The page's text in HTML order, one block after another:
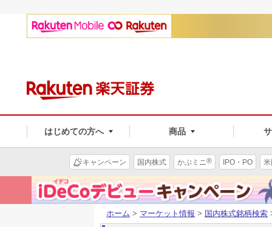
はじめての方へ 商品
キャンペーン 国内株式 かぶミニ® IPO・PO
ホーム > マーケット情報 > 国内株式銘柄検索